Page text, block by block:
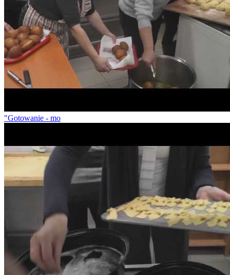
"Gotowanie - mo